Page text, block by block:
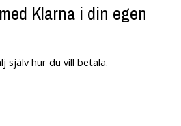
Klarna i din egen
själv hur du vill betala.